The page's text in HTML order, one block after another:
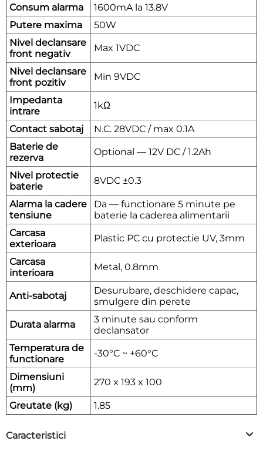
Consum alarma
1600mA la 13.8V
Putere maxima
50W
Nivel declansare
front negativ
Max 1VDC
Nivel declansare
front pozitiv
Min 9VDC
Impedanta
intrare
1kΩ
Contact sabotaj
N.C. 28VDC / max 0.1A
Baterie de
rezerva
Optional — 12V DC / 1.2Ah
Nivel protectie
baterie
8VDC ±0.3
Alarma la cadere
tensiune
Da — functionare 5 minute pe
baterie la caderea alimentarii
Carcasa
exterioara
Plastic PC cu protectie UV, 3mm
Carcasa
interioara
Metal, 0.8mm
Anti-sabotaj
Desurubare, deschidere capac,
smulgere din perete
Durata alarma
3 minute sau conform
declansator
Temperatura de
functionare
-30°C ~ +60°C
Dimensiuni
(mm)
270 x 193 x 100
Greutate (kg) 1.85
Caracteristici